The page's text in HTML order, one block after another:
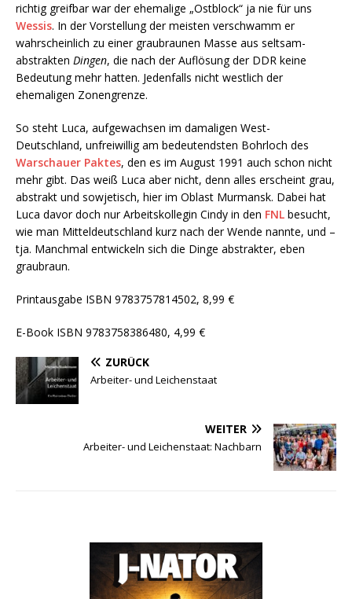
richtig greifbar war der ehemalige „Ostblock“ ja nie für uns
Wessis. In der Vorstellung der meisten verschwamm er
wahrscheinlich zu einer graubraunen Masse aus seltsam-
abstrakten Dingen, die nach der Auflösung der DDR keine
Bedeutung mehr hatten. Jedenfalls nicht westlich der
ehemaligen Zonengrenze.
So steht Luca, aufgewachsen im damaligen West-
Deutschland, unfreiwillig am bedeutendsten Bohrloch des
Warschauer Paktes, den es im August 1991 auch schon nicht
mehr gibt. Das weiß Luca aber nicht, denn alles erscheint grau,
abstrakt und sowjetisch, hier im Oblast Murmansk. Dabei hat
Luca davor doch nur Arbeitskollegin Cindy in den FNL besucht,
wie man Mitteldeutschland kurz nach der Wende nannte, und –
tja. Manchmal entwickeln sich die Dinge abstrakter, eben
graubraun.
Printausgabe ISBN 9783757814502, 8,99 €
E-Book ISBN 9783758386480, 4,99 €
ZURÜCK
Arbeiter- und Leichenstaat
WEITER
Arbeiter- und Leichenstaat: Nachbarn